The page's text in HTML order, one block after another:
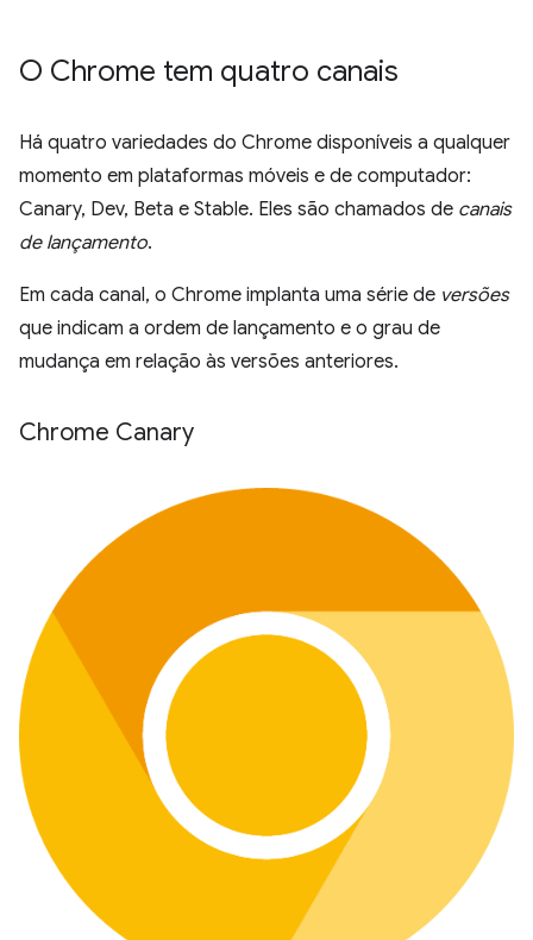
O Chrome tem quatro canais
Há quatro variedades do Chrome disponíveis a qualquer
momento em plataformas móveis e de computador:
Canary, Dev, Beta e Stable. Eles são chamados de canais
de lançamento.
Em cada canal, o Chrome implanta uma série de versões
que indicam a ordem de lançamento e o grau de
mudança em relação às versões anteriores.
Chrome Canary